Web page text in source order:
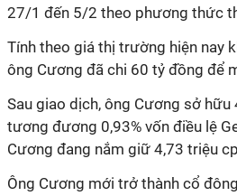
27/1 đến 5/2 theo phương thức
Tính theo giá thị trường hiện nay
ông Cương đã chi 60 tỷ đồng để
Sau giao dịch, ông Cương sở hữu
tương đương 0,93% vốn điều lệ
Cương đang nắm giữ 4,73 triệu
Ông Cương mới trở thành cổ